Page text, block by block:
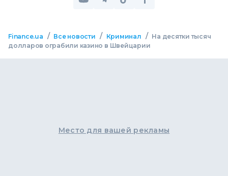
Finance.ua / Все новости / Криминал / На десятки тысяч
долларов ограбили казино в Швейцарии
Место для вашей рекламы